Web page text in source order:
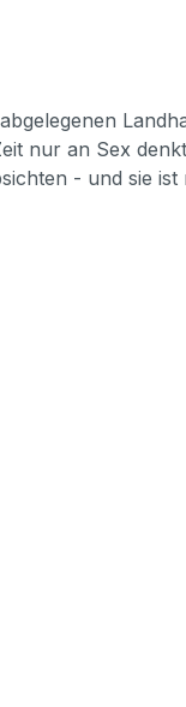
nur an Sex
- und sie ist